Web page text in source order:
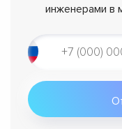
инженерами в